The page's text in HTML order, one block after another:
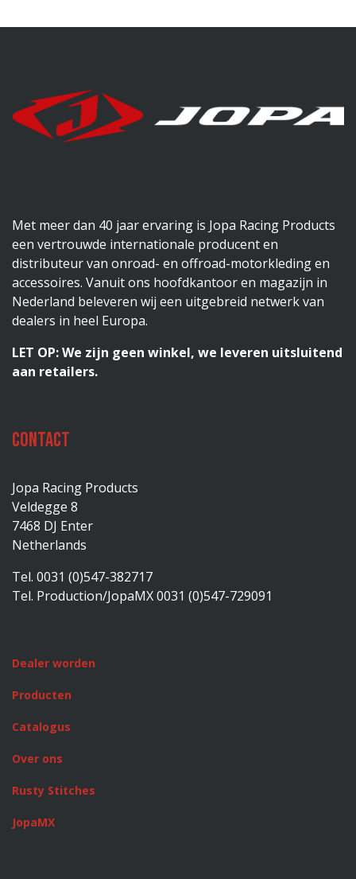
Met meer dan 40 jaar ervaring is Jopa Racing Products
een vertrouwde internationale producent en
distributeur van onroad- en offroad-motorkleding en
accessoires. Vanuit ons hoofdkantoor en magazijn in
Nederland beleveren wij een uitgebreid netwerk van
dealers in heel Europa.
LET OP: We zijn geen winkel, we leveren uitsluitend
aan retailers.
Contact
Jopa Racing Products
Veldegge 8
7468 DJ Enter
Netherlands
Tel. 0031 (0)547-382717
Tel. Production/JopaMX 0031 (0)547-729091
Dealer worden
Producten
Catalogus
Over ons
Rusty Stitches
JopaMX